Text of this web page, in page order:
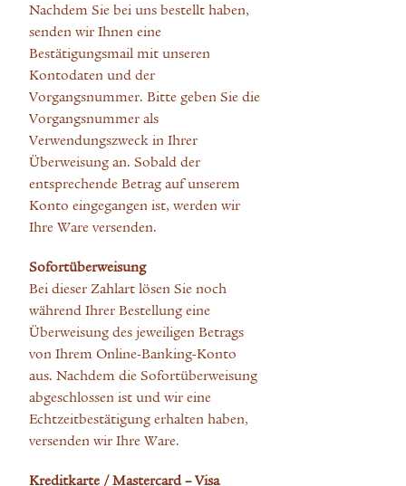
Nachdem Sie bei uns bestellt haben,
senden wir Ihnen eine
Bestätigungsmail mit unseren
Kontodaten und der
Vorgangsnummer. Bitte geben Sie die
Vorgangsnummer als
Verwendungszweck in Ihrer
Überweisung an. Sobald der
entsprechende Betrag auf unserem
Konto eingegangen ist, werden wir
Ihre Ware versenden.
Sofortüberweisung
Bei dieser Zahlart lösen Sie noch
während Ihrer Bestellung eine
Überweisung des jeweiligen Betrags
von Ihrem Online-Banking-Konto
aus. Nachdem die Sofortüberweisung
abgeschlossen ist und wir eine
Echtzeitbestätigung erhalten haben,
versenden wir Ihre Ware.
Kreditkarte / Mastercard – Visa